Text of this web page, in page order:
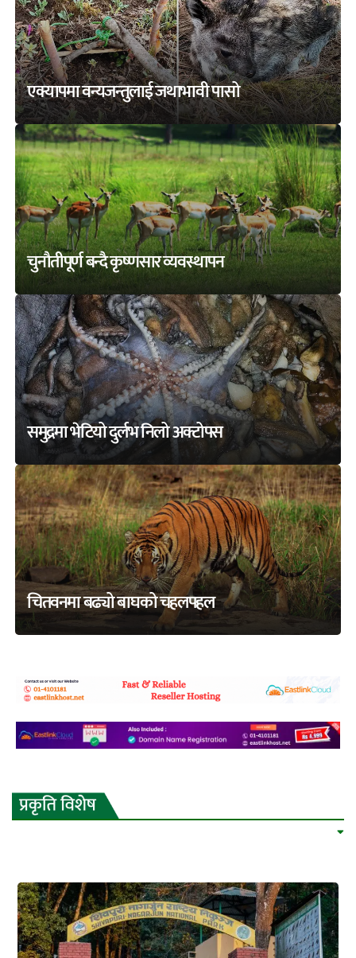
एक्यापमा वन्यजन्तुलाई जथाभावी पासो
चुनौतीपूर्ण बन्दै कृष्णसार व्यवस्थापन
समुद्रमा भेटियो दुर्लभ निलो अक्टोपस
चितवनमा बढ्यो बाघको चहलपहल